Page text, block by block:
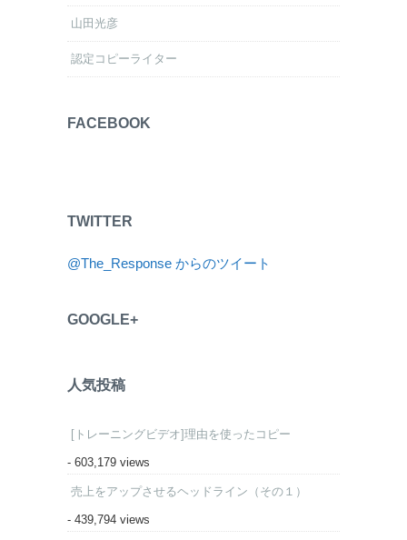
山田光彦
認定コピーライター
FACEBOOK
TWITTER
@The_Response からのツイート
GOOGLE+
人気投稿
[トレーニングビデオ]理由を使ったコピー
- 603,179 views
売上をアップさせるヘッドライン（その１）
- 439,794 views